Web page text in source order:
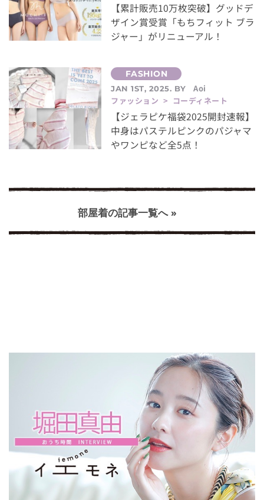
【累計販売10万枚突破】グッドデ
ザイン賞受賞「もちフィット ブラ
ジャー」がリニューアル！
JAN 1ST, 2025. BY
Aoi
ファッション > コーディネート
【ジェラピケ福袋2025開封速報】
中身はパステルピンクのパジャマ
やワンピなど全5点！
部屋着の記事一覧へ »